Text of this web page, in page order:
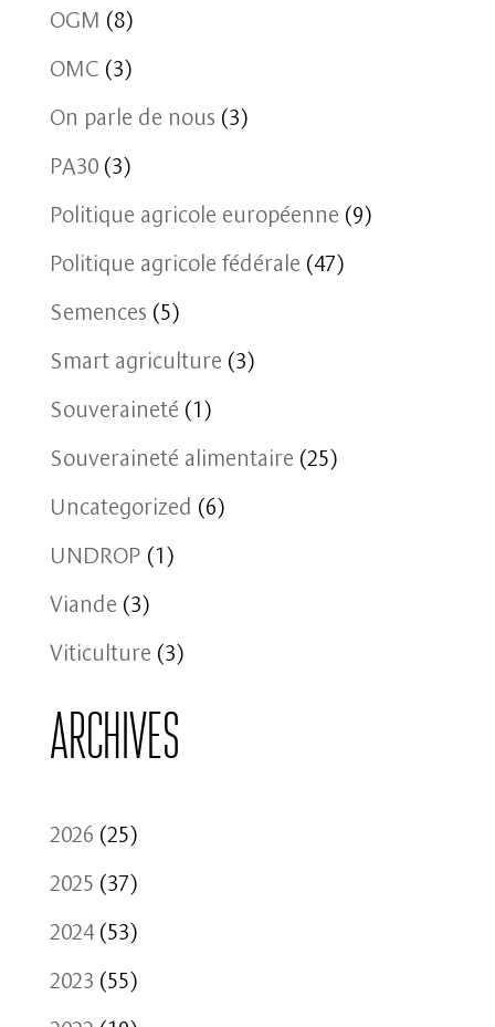
OGM (8)
OMC (3)
On parle de nous (3)
PA30(3)
Politique agricole européenne (9)
Politique agricole fédérale (47)
Semences (5)
Smart agriculture (3)
Souveraineté (1)
Souveraineté alimentaire (25)
Uncategorized (6)
UNDROP (1)
Viande (3)
Viticulture (3)
Archives
2026 (25)
2025 (37)
2024(53)
2023 (55)